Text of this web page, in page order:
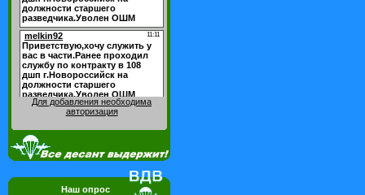
Для добавления необходима
авторизация
Наш опрос